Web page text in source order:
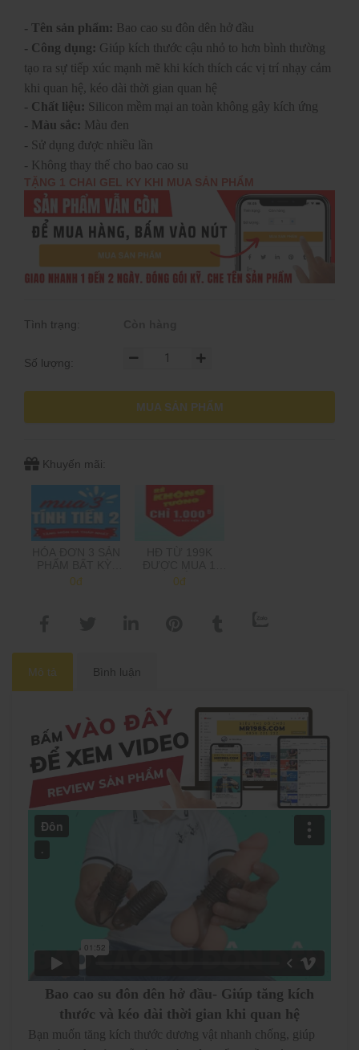
- Tên sản phẩm: Bao cao su đôn dên hở đầu
- Công dụng: Giúp kích thước cậu nhỏ to hơn bình thường
tạo ra sự tiếp xúc mạnh mẽ khi kích thích các vị trí nhạy cảm
khi quan hệ, kéo dài thời gian quan hệ
- Chất liệu: Silicon mềm mại an toàn không gây kích ứng
- Màu sắc: Màu đen
- Sử dụng được nhiều lần
- Không thay thế cho bao cao su
TẶNG 1 CHAI GEL KY KHI MUA SẢN PHẨM
Tình trạng:
Số lượng:
MUA SẢN PHẨM
Khuyến mãi:
CHỈ TÍNH TIỀN 2,
0đ
SẢN PHẨM 1K,
0đ
Mô tả Bình luận
Bao cao su đôn dên hở đầu- Giúp tăng kích
thước và kéo dài thời gian khi quan hệ
Bạn muốn tăng kích thước dương vật nhanh chống, giúp